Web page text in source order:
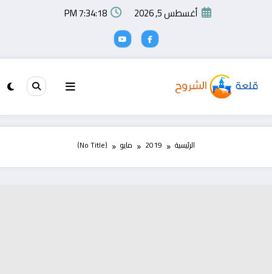
أغسطس 5, 2026 7:34:18 PM
الرئيسية 2019 مايو (No Title)